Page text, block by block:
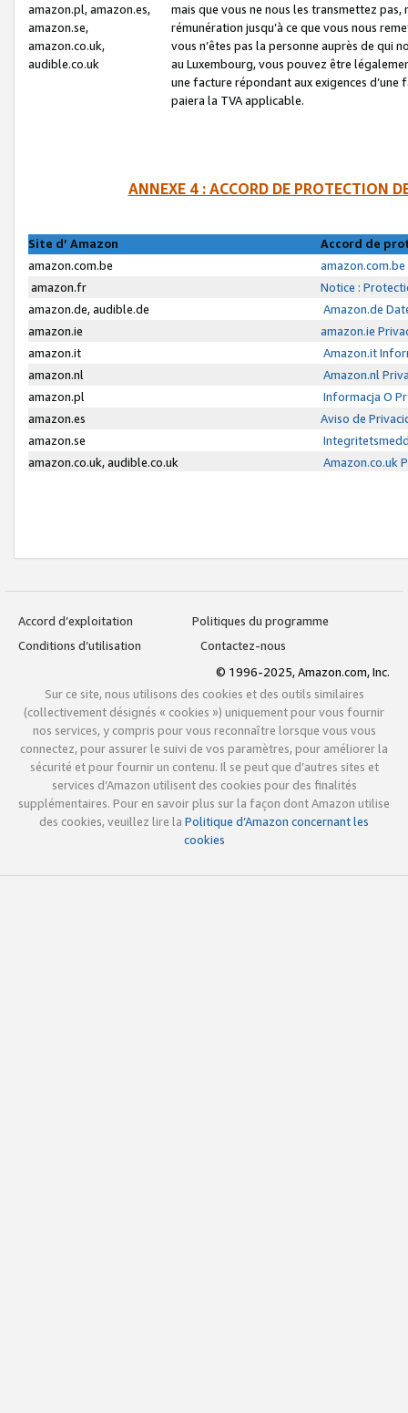
amazon.pl, amazon.es,
amazon.se,
amazon.co.uk,
audible.co.uk
mais que vous ne nous les transmettez
rémunération jusqu’à ce que vous nous
vous n’êtes pas la personne auprès de qui
au Luxembourg, vous pouvez être
une facture répondant aux exigences
paiera la TVA applicable.
ANNEXE 4 : ACCORD DE PROTECTION
Site d’ Amazon
Accord de
amazon.com.be
amazon.fr
Notice :
amazon.de, audible.de
Amazon.de
amazon.ie
amazon.ie
amazon.it
Amazon.it
amazon.nl
Amazon.nl
amazon.pl
Informacja O
amazon.es
Aviso de
amazon.se
amazon.co.uk, audible.co.uk
Amazon.co.uk
Accord d’exploitation
Politiques du programme
Conditions d’utilisation
Contactez-nous
© 1996-2025, Amazon.com, Inc.
Sur ce site, nous utilisons des cookies et des outils similaires
(collectivement désignés « cookies ») uniquement pour vous fournir
nos services, y compris pour vous reconnaître lorsque vous vous
connectez, pour assurer le suivi de vos paramètres, pour améliorer la
sécurité et pour fournir un contenu. Il se peut que d’autres sites et
services d’Amazon utilisent des cookies pour des finalités
supplémentaires. Pour en savoir plus sur la façon dont Amazon utilise
des cookies, veuillez lire la Politique d’Amazon concernant les
cookies